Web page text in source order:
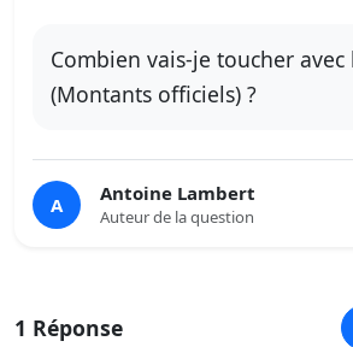
Combien vais-je toucher avec
(Montants officiels) ?
A Antoine Lambert
Auteur de la question
1 Réponse